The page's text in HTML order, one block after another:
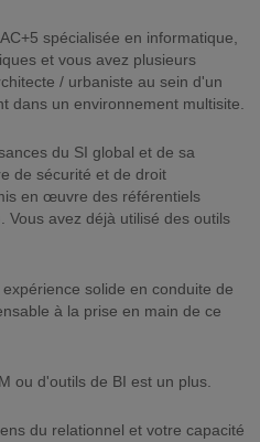
spécialisée en informatique,
et vous avez plusieurs
/ urbaniste au sein d'un
dans un environnement multisite.
du SI global et de sa
de sécurité et de droit
en œuvre des référentiels
Vous avez déjà utilisé des outils
solide en conduite de
à la prise en main de ce
ou d'outils de BI est un plus.
du relationnel et votre capacité